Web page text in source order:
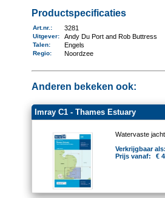
Productspecificaties
Art.nr. : 3281
Uitgever: Andy Du Port and Rob Buttress
Talen: Engels
Regio: Noordzee
Anderen bekeken ook:
Imray C1 - Thames Estuary
Watervaste
Verkrijgbaar
Prijs vanaf:
€